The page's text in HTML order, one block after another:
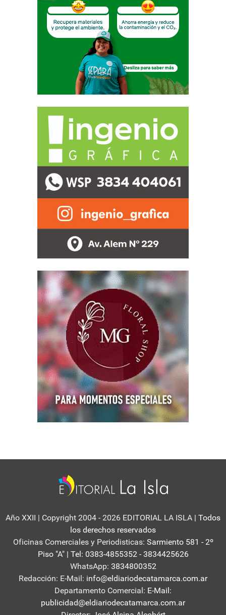
Año XXII | Copyright 2004 - 2026 EDITORIAL LA ISLA | Todos
los derechos reservados
Oficinas Comerciales y Periodisticas: Sarmiento 581 - 2º
Piso "A" | Tel: 0383-4855352 - 3834425626
WhatsApp: 3834800352
Redacción: E-Mail: info@eldiariodecatamarca.com.ar
Departamento Comercial: E-Mail:
publicidad@eldiariodecatamarca.com.ar